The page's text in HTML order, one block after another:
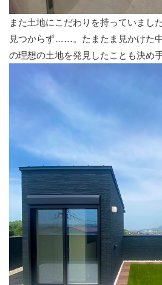
また土地にこだわりを持っていまし
見つからず……。たまたま見かけた
の理想の土地を発見したことも決め